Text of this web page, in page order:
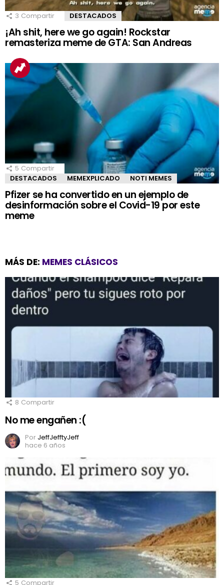
3 Compartir DESTACADOS
¡Ah shit, here we go again! Rockstar
remasteriza meme de GTA: San Andreas
5 Compartir
DESTACADOS
MEMEXPLICADO NOTI MEMES
Pfizer se ha convertido en un ejemplo de
desinformación sobre el Covid-19 por este
meme
MÁS DE: MEMES CLÁSICOS
8 Compartir
No me engañen :(
Por JeffJefftyJeff
hace 6 años
5 Compartir